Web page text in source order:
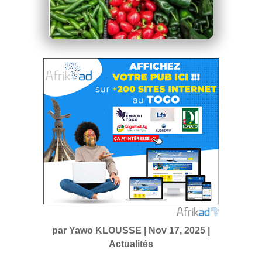
par Yawo KLOUSSE Nov 17, 2025|
Actualités